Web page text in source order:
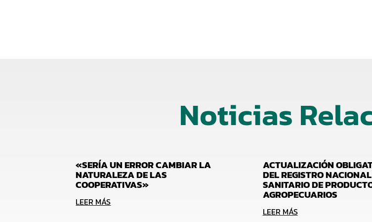
Noticias
«SERÍA UN ERROR CAMBIAR LA
NATURALEZA DE LAS
COOPERATIVAS»
LEER MÁS
ACTUALIZACIÓN
DEL REGISTRO NACIONAL
SANITARIO DE
AGROPECUARIOS
LEER MÁS